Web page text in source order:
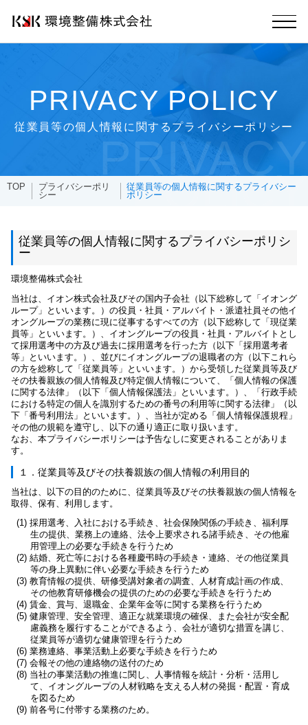
PRIVACY POLICY
従業員等の個人情報に関するプライバシーポリシー
PRIVACY
POLICY
TOP
プライバシーポリ
シー
従業員等の個人情報に関するプライバシー
ポリシー
従業員等の個人情報に関するプライバシーポリシ
ー
環境整備株式会社
当社は、イオン株式会社及びその国内子会社（以下総称して「イオング
ループ」といいます。）の役員・社員・アルバイト・派遣社員その他イ
オングループの業務に現に従事するすべての方（以下総称して「現従業
員等」といいます。）、イオングループの役員・社員・アルバイトとし
て採用選考中の方及び過去に採用選考を行った方（以下「採用選考者
等」といいます。）、並びにイオングループの退職者の方（以下これら
の方を総称して「従業員等」といいます。）から受領した従業員等及び
その扶養親族の個人情報及び特定個人情報について、「個人情報の保護
に関する法律」（以下「個人情報保護法」といいます。）、「行政手続
における特定の個人を識別するための番号の利用等に関する法律」（以
下「番号利用法」といいます。）、当社が定める「個人情報保護規程」
その他の規範を遵守し、以下の通り適正に取り扱います。
なお、本プライバシーポリシーは予告なしに変更されることがありま
す。
１．従業員等及びその扶養親族の個人情報の利用目的
当社は、以下の目的のために、従業員等及びその扶養親族の個人情報を
取得、保有、利用します。
(1) 採用選考、入社における手続き、社会保険関係の手続き、福利厚
生の提供、業務上の連絡、法令上要求される諸手続き、その他雇
用管理上の必要な手続きを行うため
(2) 結婚、死亡等における各種慶弔時の手続き・連絡、その他従業員
等の身上異動に伴い必要な手続きを行うため
(3) 教育情報の提供、研修受講対象者の調査、人材育成計画の作成、
その他教育研修機会の提供のための必要な手続きを行うため
(4) 賃金、賞与、退職金、企業年金等に関する業務を行うため
(5) 健康管理、安全管理、適正な就業環境の確保、また会社が安全配
慮義務を履行することができるよう、会社が適切な措置を講じ、
従業員等が適切な健康管理を行うため
(6) 業務連絡、事業活動上必要な手続きを行うため
(7) 会報その他の連絡物の送付のため
(8) 当社の事業活動の推進に関し、人事情報を統計・分析・活用し
て、イオングループの人材戦略を支える人材の発掘・配置・育成
を図るため
(9) 前各号に付帯する業務のため。